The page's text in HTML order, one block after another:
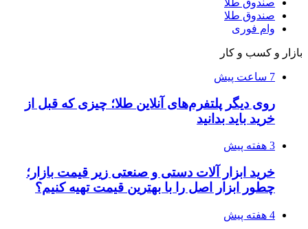
۱۴۰۵/۰۴/۱۸
راه اندازی مرغداری؛ محاسبه هزینه، درآمد و سود با
طرح توجیهی
فروشگاه کتاب DMDBook | خرید کتاب فانتزی،
عاشقانه، دارک رومنس و رمان بدون حذفیات
راهنمای جامع خرید تجهیزات اندازه گیری؛ چطور
دقیق‌ترین ابزارها را آنلاین بخریم؟